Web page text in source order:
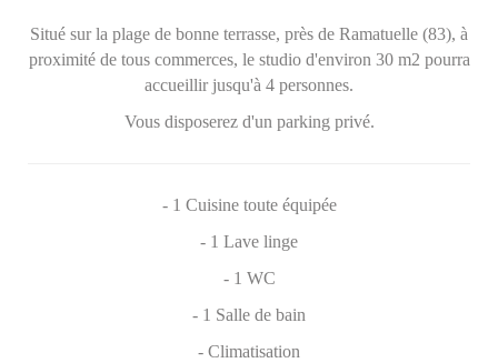
Situé sur la plage de bonne terrasse, près de Ramatuelle (83), à
proximité de tous commerces, le studio d'environ 30 m2 pourra
accueillir jusqu'à 4 personnes.
Vous disposerez d'un parking privé.
- 1 Cuisine toute équipée
- 1 Lave linge
- 1 WC
- 1 Salle de bain
- Climatisation